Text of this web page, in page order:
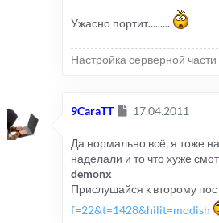
Ужасно портит.........
Настройка серверной
9CaraTT Сообщение
17.04.2011
Да нормально всё, я тоже
наделали и то что хуже
demonx
Прислушайся к второму
f=22&t=1428&hilit=modish